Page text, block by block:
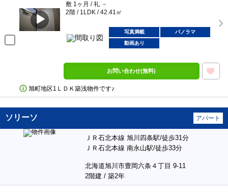
敷 1ヶ月 / 礼 －
2階 / 1LDK / 42.41㎡
写真満載
パノラマ
動画あり
お問い合わせ(無料)
旭町地区1ＬＤＫ築浅物件です♪
ソリーソ アパート
ＪＲ石北本線 旭川四条駅/徒歩31分
ＪＲ石北本線 南永山駅/徒歩33分
北海道旭川市豊岡六条４丁目 9-11
2階建 / 築2年